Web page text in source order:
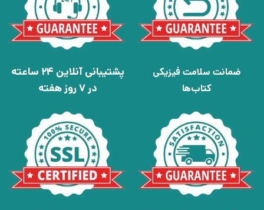
ضمانت سلامت فیزیکی
کتاب‌ها
پشتیبانی آنلاین 24 ساعته
در 7 روز هفته